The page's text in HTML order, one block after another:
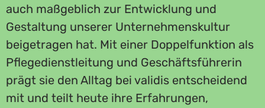
auch maßgeblich zur Entwicklung und
Gestaltung unserer Unternehmenskultur
beigetragen hat. Mit einer Doppelfunktion als
Pflegedienstleitung und Geschäftsführerin
prägt sie den Alltag bei validis entscheidend
mit und teilt heute ihre Erfahrungen,